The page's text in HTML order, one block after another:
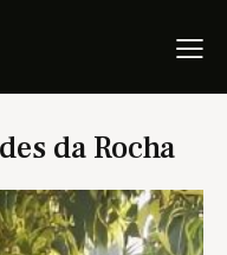
da Rocha